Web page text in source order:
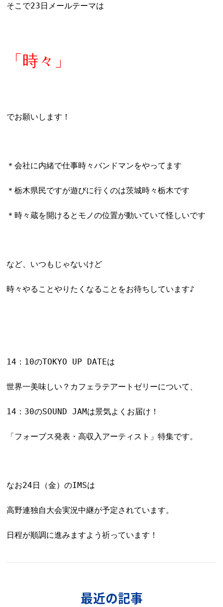
そこで23日メールテーマは
「時々」
でお願いします！
＊会社に内緒で仕事時々バンドマンをやってます
＊栃木県民ですが遊びに行くのは茨城時々栃木です
＊時々蔵を開けるとモノの位置が動いていて怪しいです
など、いつもじゃないけど
時々やることやりたくなることをお待ちしています♪
14：10のTOKYO UP DATEは
世界一美味しい？カフェラテアートゼリーについて、
14：30のSOUND JAMは景気よくお届け！
「フォーブス発表・高収入アーティスト」特集です。
なお24日（金）のIMSは
高野連独自大会実況中継が予定されています。
日程が順調に進みますよう祈っています！
最近の記事